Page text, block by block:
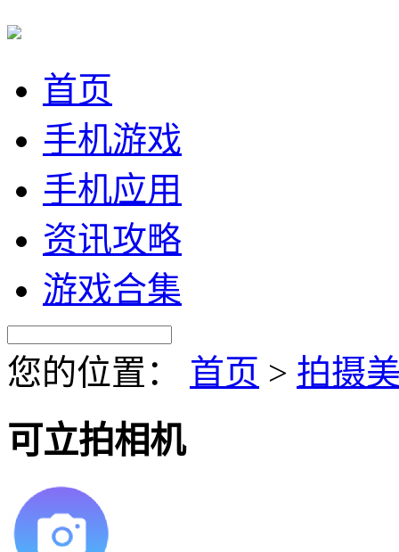
首页
手机游戏
手机应用
资讯攻略
游戏合集
您的位置： 首页 > 拍摄
可立拍相机